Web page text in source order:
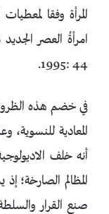
المرأة وفقا
1995: 44.
في خضم هذه
المعادية
أنه خلف
المظالم الصارخة؛